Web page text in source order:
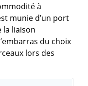
à
munie d’un port
la liaison
du choix
lors des